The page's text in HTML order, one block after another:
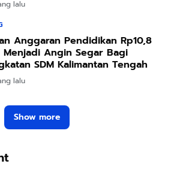
lalu
Anggaran Pendidikan Rp10,8
Menjadi Angin Segar Bagi
SDM Kalimantan Tengah
lalu
Show more